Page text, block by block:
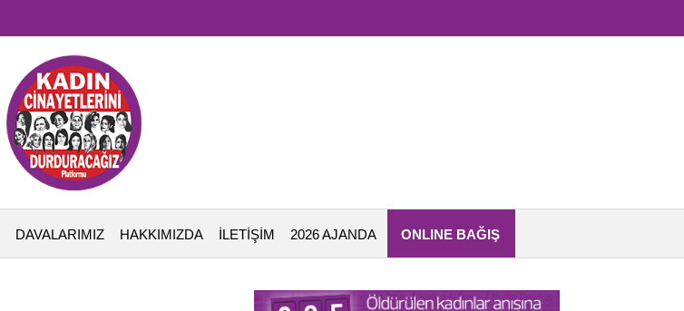
DAVALARIMIZ HAKKIMIZDA İLETİŞİM 2026 AJANDA ONLINE BAĞIŞ